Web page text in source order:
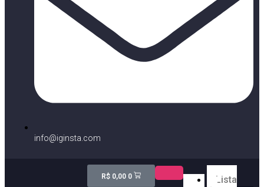
info@iginsta.com
R$0,00 0
Lista